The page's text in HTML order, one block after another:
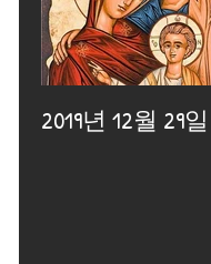
2019년 12월 29일